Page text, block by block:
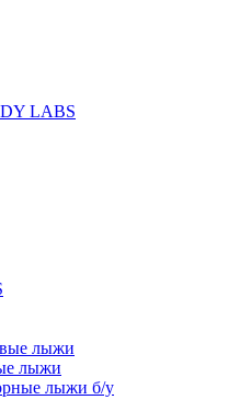
LABS
лыжи
лыжи
лыжи б/у